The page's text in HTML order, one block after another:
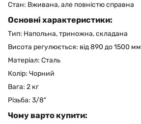
Стан: Вживана, але повністю справна
Основні характеристики:
Тип: Напольна, триножна, складана
Висота регулюється: від 890 до 1500 мм
Матеріал: Сталь
Колір: Чорний
Вага: 2 кг
Різьба: 3/8"
Чому варто купити: